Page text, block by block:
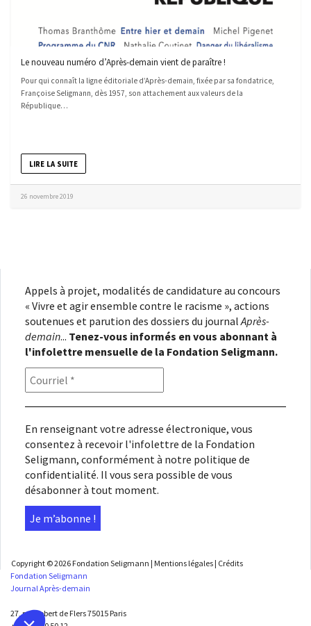
Le nouveau numéro d’Après-demain vient de paraître !
Pour qui connaît la ligne éditoriale d’Après-demain, fixée par sa fondatrice,
Françoise Seligmann, dès 1957, son attachement aux valeurs de la
République…
LIRE LA SUITE
26 novembre 2019
Appels à projet, modalités de candidature au concours
« Vivre et agir ensemble contre le racisme », actions
soutenues et parution des dossiers du journalAprès-
demain... Tenez-vous informés en vous abonnant à
l'infolettre mensuelle de la Fondation Seligmann.
En renseignant votre adresse électronique, vous
consentez à recevoir l'infolettre de la Fondation
Seligmann, conformément à notre politique de
confidentialité. Il vous sera possible de vous
désabonner à tout moment.
Copyright © 2026 Fondation Seligmann | Mentions légales | Crédits
Fondation Seligmann
Journal Après-demain
27, rue Robert de Flers 75015 Paris